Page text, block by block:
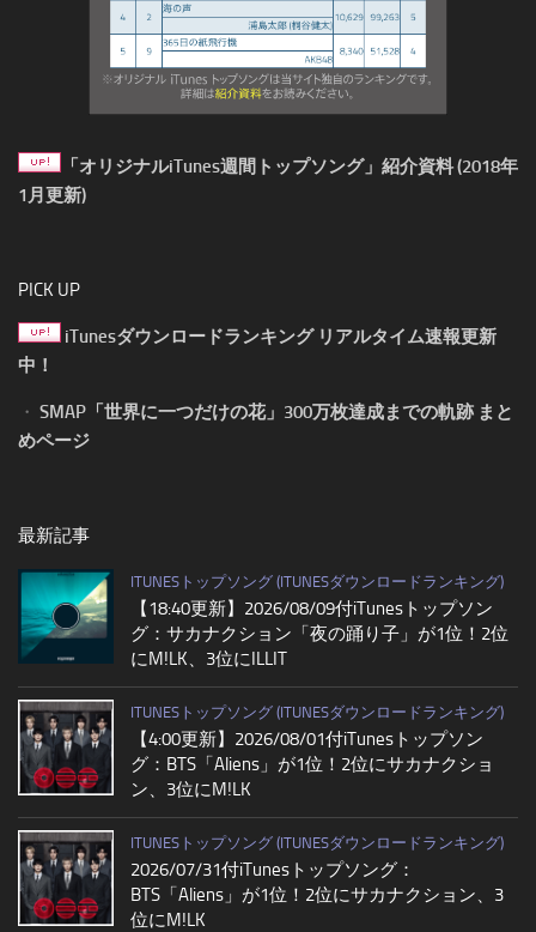
「オリジナルiTunes週間トップソング」紹介資料 (2018年
1月更新)
PICK UP
iTunesダウンロードランキング リアルタイム速報更新
中！
・ SMAP「世界に一つだけの花」300万枚達成までの軌跡 まと
めページ
最新記事
ITUNESトップソング (ITUNESダウンロードランキング)
【18:40更新】2026/08/09付iTunesトップソン
グ：サカナクション「夜の踊り子」が1位！2位
にM!LK、3位にILLIT
ITUNESトップソング (ITUNESダウンロードランキング)
【4:00更新】2026/08/01付iTunesトップソン
グ：BTS「Aliens」が1位！2位にサカナクショ
ン、3位にM!LK
ITUNESトップソング (ITUNESダウンロードランキング)
2026/07/31付iTunesトップソング：
BTS「Aliens」が1位！2位にサカナクション、3
位にM!LK